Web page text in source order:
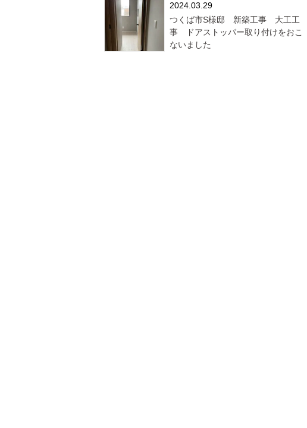
2024.03.29
つくば市S様邸 新築工事 大工工
事 ドアストッパー取り付けをおこ
ないました